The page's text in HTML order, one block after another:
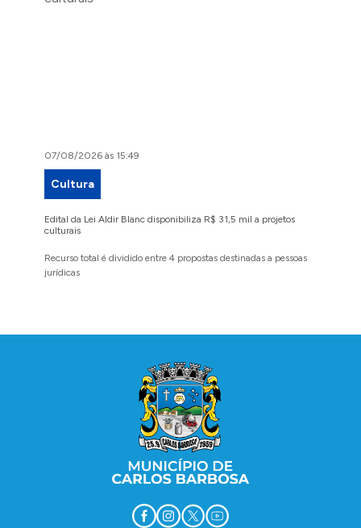
07/08/2026 às 15:49
Cultura
Edital da Lei Aldir Blanc disponibiliza R$ 31,5 mil a projetos
culturais
Recurso total é dividido entre 4 propostas destinadas a pessoas
jurídicas